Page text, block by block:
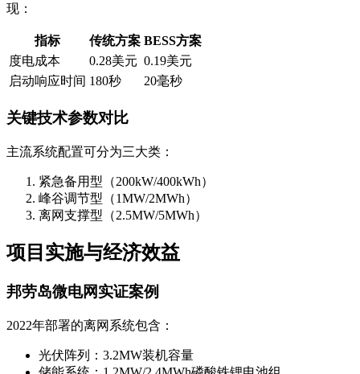
现：
指标 传统方案 BESS方案
度电成本
0.28美元 0.19美元
启动响应时间 180秒 20毫秒
关键技术参数对比
主流系统配置可分为三大类：
紧急备用型（200kW/400kWh）
峰谷调节型（1MW/2MWh）
离网支撑型（2.5MW/5MWh）
项目实施与经济效益
邦劳岛微电网实证案例
2022年部署的离网系统包含：
光伏阵列：3.2MW装机容量